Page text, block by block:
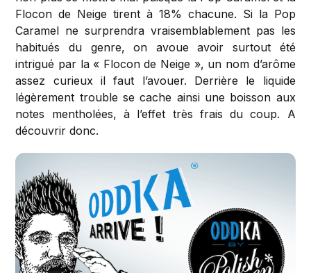
Flocon de Neige tirent à 18% chacune. Si la Pop
Caramel ne surprendra vraisemblablement pas les
habitués du genre, on avoue avoir surtout été
intrigué par la « Flocon de Neige », un nom d’arôme
assez curieux il faut l’avouer. Derrière le liquide
légèrement trouble se cache ainsi une boisson aux
notes mentholées, à l’effet très frais du coup. A
découvrir donc.